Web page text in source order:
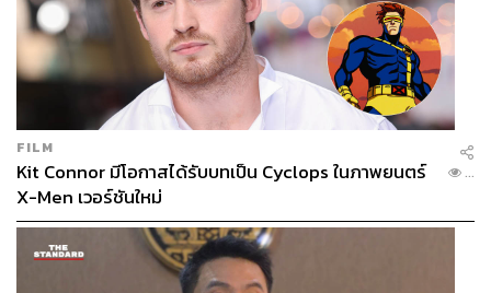
FILM
Kit Connor มีโอกาสได้รับบทเป็น Cyclops ในภาพยนตร์
X-Men เวอร์ชันใหม่
...